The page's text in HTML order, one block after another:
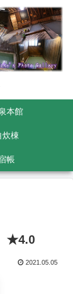
本館
炊棟
帳
★4.0
2021.05.05